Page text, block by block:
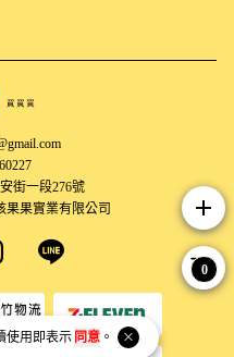
使用即表示 同意。
街一段276號
果果實業有限公司
page
Instagram page
Line page
add
0